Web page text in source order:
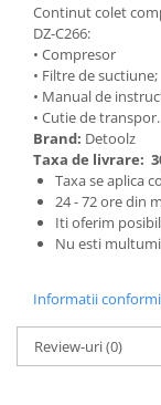
Folie si plase pt
Masini de maturat
Masini batut stalpi
Pentru Casa si
Aragaze, plite,
voiaj
Accesorii aragaze
Butelii
Pirostrii si
Plite & aragaze
Iluminat & electrice
Continut colet
DZ-C266:
• Compresor
• Filtre de suctiune;
• Manual de
• Cutie de transpor.
Brand: Detoolz
Taxa de livrare:
Taxa se aplica
24 - 72 ore din
Iti oferim
Nu esti
Informatii
Review-uri(0)